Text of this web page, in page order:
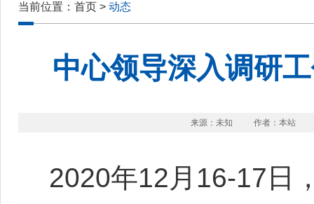
当前位置： 首页 > 动态
中心领导深入调研
来源：未知 作者：本站
2020年12月16-17日